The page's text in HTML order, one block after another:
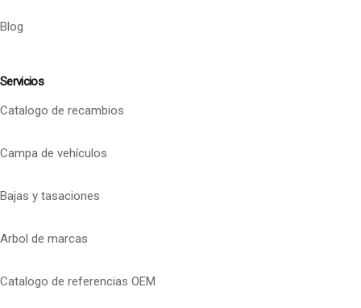
Blog
Servicios
Catalogo de recambios
Campa de vehículos
Bajas y tasaciones
Arbol de marcas
Catalogo de referencias OEM